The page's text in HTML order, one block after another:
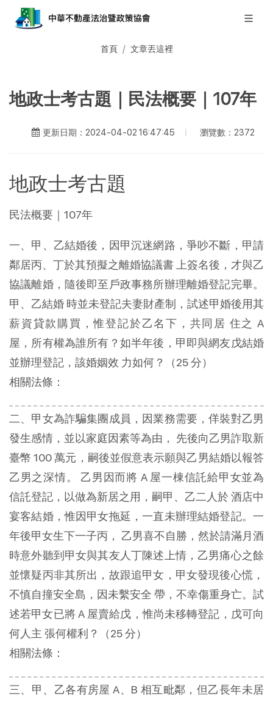
首頁 文章丟這裡
地政士考古題｜民法概要｜107年
更新日期：2024-04-02 16:47:45 瀏覽數：2372
地政士考古題
民法概要｜107年
一、甲、乙結婚後，因甲沉迷網路，爭吵不斷，甲請
鄰居丙、丁於其預擬之離婚協議書 上簽名後，才與乙
協議離婚，隨後即至戶政事務所辦理離婚登記完畢。
甲、乙結婚 時並未登記夫妻財產制，試述甲婚後用其
薪資貸款購買，惟登記於乙名下，共同居 住之 A
屋，所有權為誰所有？如半年後，甲即與網友戊結婚
並辦理登記，該婚姻效 力如何？（25 分）
相關法條：
二、甲女為詐騙集團成員，因業務需要，佯裝對乙男
發生感情，並以家庭因素等為由， 先後向乙男詐取新
臺幣 100 萬元，嗣後並假意表示願與乙男結婚以報答
乙男之深情。 乙男因而將 A 屋一棟信託給甲女並為
信託登記，以做為新居之用，嗣甲、乙二人於 酒店中
宴客結婚，惟因甲女拖延，一直未辦理結婚登記。一
年後甲女生下一子丙， 乙男喜不自勝，然於請滿月酒
時意外聽到甲女與其友人丁陳述上情，乙男痛心之餘
並懷疑丙非其所出，故跟追甲女，甲女發現後心慌，
不慎自撞安全島，因未繫安全 帶，不幸傷重身亡。試
述若甲女已將 A 屋賣給戊，惟尚未移轉登記，戊可向
何人主 張何權利？（25 分）
相關法條：
三、甲、乙各有房屋 A、B 相互毗鄰，但乙長年未居